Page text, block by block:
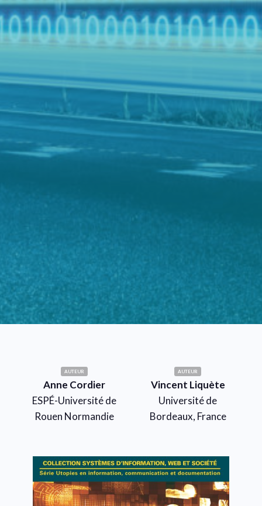
AUTEUR
Anne Cordier
ESPÉ-Université de
Rouen Normandie
AUTEUR
Vincent Liquète
Université de
Bordeaux, France